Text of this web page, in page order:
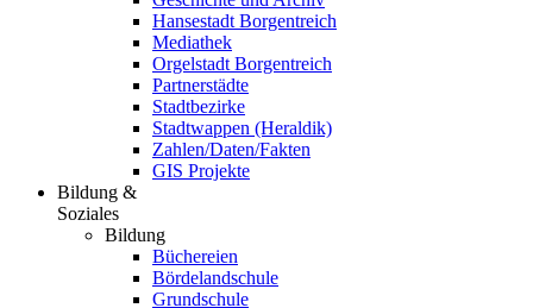
Hansestadt Borgentreich
Mediathek
Orgelstadt Borgentreich
Partnerstädte
Stadtbezirke
Stadtwappen (Heraldik)
Zahlen/Daten/Fakten
GIS Projekte
Bildung &
Soziales
Bildung
Büchereien
Bördelandschule
Grundschule